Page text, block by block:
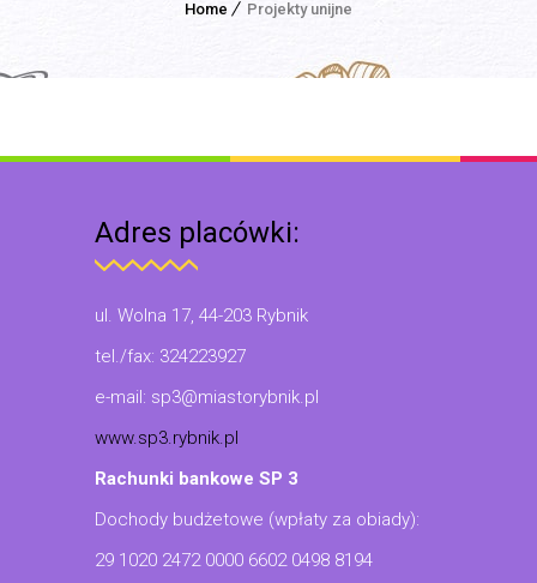
Home Projekty unijne
Adres placówki:
ul. Wolna 17, 44-203 Rybnik
tel./fax: 324223927
e-mail: sp3@miastorybnik.pl
www.sp3.rybnik.pl
Rachunki bankowe SP 3
Dochody budżetowe (wpłaty za obiady):
29 1020 2472 0000 6602 0498 8194